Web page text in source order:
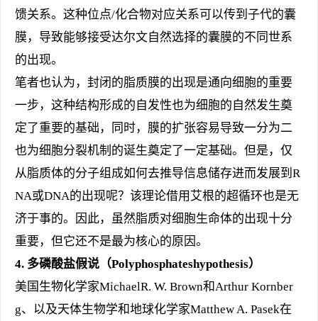
馈关系。这种位点/化合物对应关系可以传到子代的囊
膜，导致能够接受达尔文自然选择的囊膜的不同世系
的出现。
笔者也认为，封闭的脂质膜的出现是通向细胞的重要
一步，这种结构形成的自发性也为细胞的自然发生奠
定了重要的基础，同时，膜的扩张容易导致一分为二
也为细胞分裂机制的诞生奠定了一定基础。但是，仅
从脂质体的分子组成如何去推导信息储存进而发展到R
NA或DNA的出现呢？该理论借用艾根的超循环也是无
济于事的。因此，虽然脂质对细胞生命体的出现十分
重要，但它还不是最为核心的原因。
4. 多磷酸盐假说（Polyphosphateshypothesis）
美国生物化学家MichaelR. W. Brown和Arthur Kornber
g、以及天体生物学和地球化学家Matthew A. Pasek在